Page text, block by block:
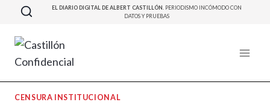
Saltar
contenido
EL DIARIO DIGITAL DE ALBERT CASTILLÓN. PERIODISMO INCÓMODO CON
DATOS Y PRUEBAS
CENSURA INSTITUCIONAL